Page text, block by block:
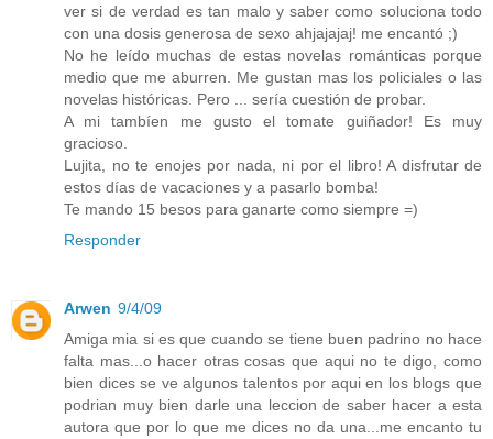
ver si de verdad es tan malo y saber como soluciona todo
con una dosis generosa de sexo ahjajajaj! me encantó ;)
No he leído muchas de estas novelas románticas porque
medio que me aburren. Me gustan mas los policiales o las
novelas históricas. Pero ... sería cuestión de probar.
A mi tambíen me gusto el tomate guiñador! Es muy
gracioso.
Lujita, no te enojes por nada, ni por el libro! A disfrutar de
estos días de vacaciones y a pasarlo bomba!
Te mando 15 besos para ganarte como siempre =)
Responder
Arwen 9/4/09
Amiga mia si es que cuando se tiene buen padrino no hace
falta mas...o hacer otras cosas que aqui no te digo, como
bien dices se ve algunos talentos por aqui en los blogs que
podrian muy bien darle una leccion de saber hacer a esta
autora que por lo que me dices no da una...me encanto tu